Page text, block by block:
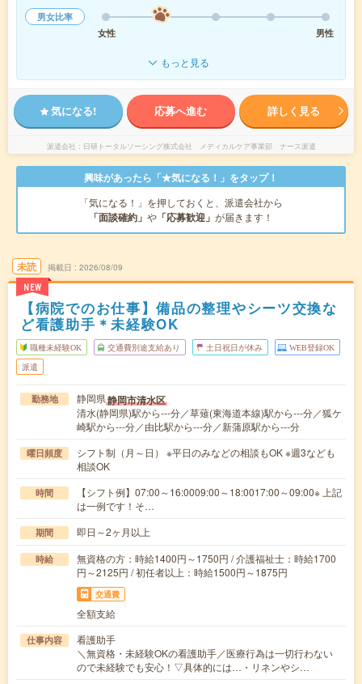
男女比率
女性
男性
もっと見る
気になる! 応募へ進む 詳しく見る
派遣会社 日研トータルソーシング株式会社 メディカルケア事業部 ナース派遣
興味があったら「★気になる！」をタップ！
「気になる！」を押しておくと、派遣会社から
「面談確約」 や 「応募歓迎」 が届きます！
未読
NEW
掲載日 2026/08/09
【病院でのお仕事】備品の整理やシーツ交換な
ど看護助手＊未経験OK
職種未経験OK 交通費別途支給あり 土日祝日が休み WEB登録OK
派遣
勤務地 静岡県静岡市清水区
清水(静岡県)駅から---分／草薙(東海道本線)駅から---分／狐ケ
崎駅から---分／由比駅から---分／新蒲原駅から---分
曜日頻度
シフト制（月～日） ※平日のみなどの相談もOK ※週3なども
相談OK
時間
【シフト例】07:00～16:0009:00～18:0017:00～09:00※ 上記
は一例です！そ…
期間 即日～2ヶ月以上
時給
無資格の方：時給1400円～1750円 / 介護福祉士：時給1700
円～2125円 / 初任者以上：時給1500円～1875円
交通費
全額支給
仕事内容
看護助手
＼無資格・未経験OKの看護助手／医療行為は一切行わない
ので未経験でも安心！▽具体的には…・リネンやシ…